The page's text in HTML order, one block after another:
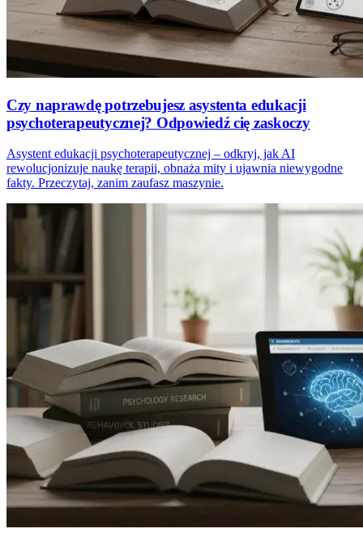
Czy naprawdę potrzebujesz asystenta edukacji
psychoterapeutycznej? Odpowiedź cię zaskoczy
Asystent edukacji psychoterapeutycznej – odkryj, jak AI
rewolucjonizuje naukę terapii, obnaża mity i ujawnia niewygodne
fakty. Przeczytaj, zanim zaufasz maszynie.